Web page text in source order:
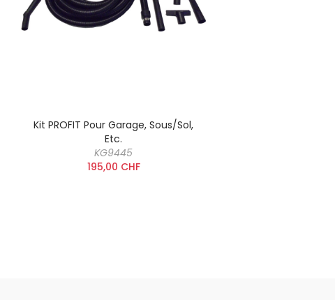
Kit PROFIT Pour Garage, Sous/sol,
Etc.
KG9445
195,00 CHF